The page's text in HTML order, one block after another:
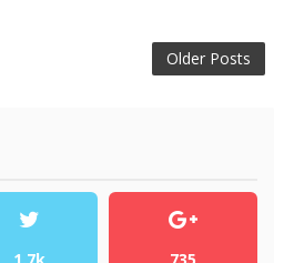
Older Posts